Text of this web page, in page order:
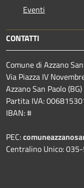
Eventi
CONTATTI
Comune di Azzano
Via Piazza IV
Azzano San Paolo
Partita IVA:
IBAN: #
PEC:
Centralino Unico: